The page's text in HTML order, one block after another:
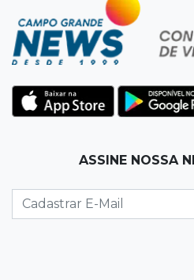
Suspeitos de ocupar
FAB morrem em
Dólar comercial cai 0,46%
cotado a R$ 5,08
95º caso
após reagir à abordagem
ASSINE NOSSA